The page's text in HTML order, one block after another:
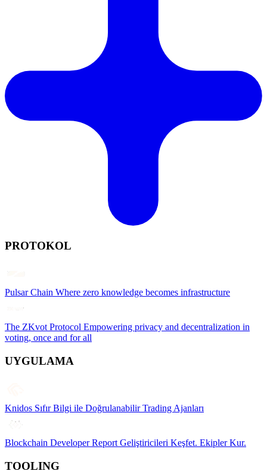
PROTOKOL
Pulsar Chain Where zero knowledge becomes infrastructure
The ZKvot Protocol Empowering privacy and decentralization in
voting, once and for all
UYGULAMA
Knidos Sıfır Bilgi ile Doğrulanabilir Trading Ajanları
Blockchain Developer Report Geliştiricileri Keşfet. Ekipler Kur.
TOOLING